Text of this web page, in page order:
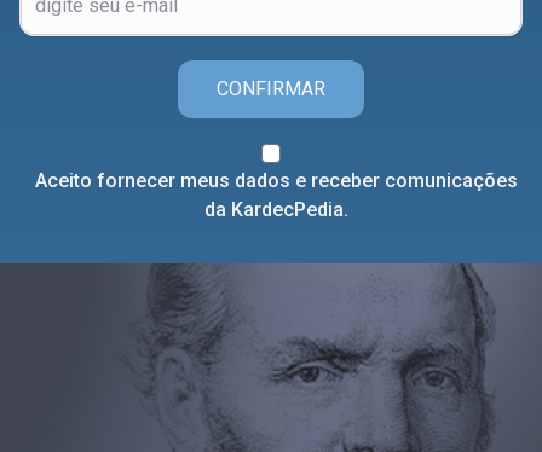
CONFIRMAR
Aceito fornecer meus dados e receber comunicações
da KardecPedia.